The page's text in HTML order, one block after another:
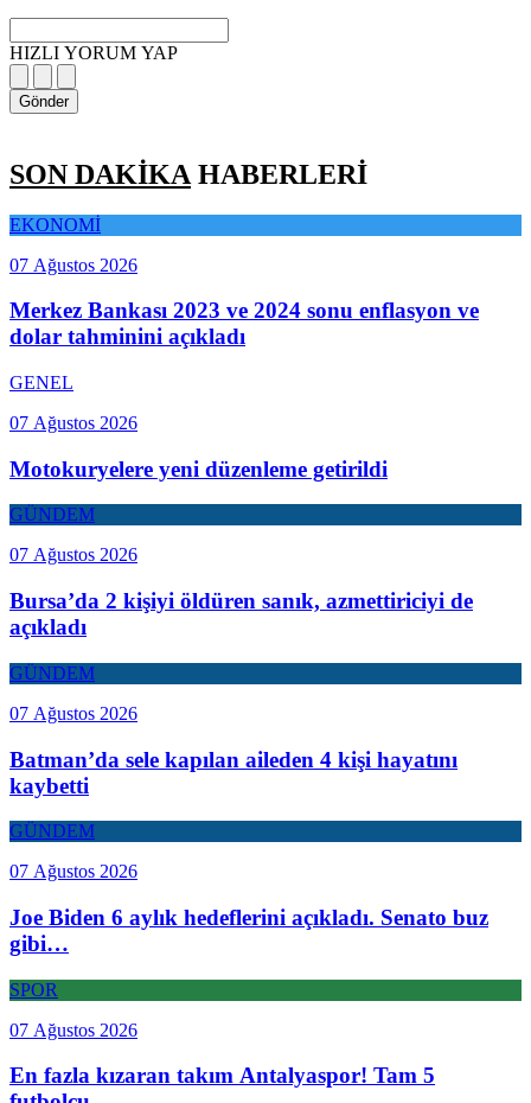
HIZLI YORUM YAP
Gönder
SON DAKİKA HABERLERİ
EKONOMİ
07 Ağustos 2026
Merkez Bankası 2023 ve 2024 sonu enflasyon ve
dolar tahminini açıkladı
GENEL
07 Ağustos 2026
Motokuryelere yeni düzenleme getirildi
GÜNDEM
07 Ağustos 2026
Bursa’da 2 kişiyi öldüren sanık, azmettiriciyi de
açıkladı
GÜNDEM
07 Ağustos 2026
Batman’da sele kapılan aileden 4 kişi hayatını
kaybetti
GÜNDEM
07 Ağustos 2026
Joe Biden 6 aylık hedeflerini açıkladı. Senato buz
gibi…
SPOR
07 Ağustos 2026
En fazla kızaran takım Antalyaspor! Tam 5